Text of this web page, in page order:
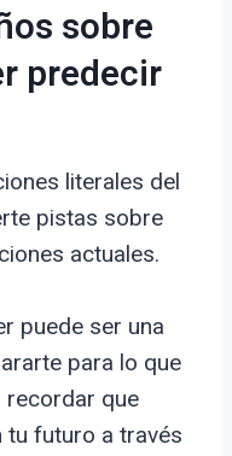
sobre
predecir
literales del
pistas sobre
actuales.
puede ser una
para lo que
recordar que
tu futuro a través